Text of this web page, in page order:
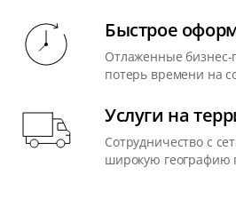
Быстрое
Отлаженные
потерь времени на
Услуги на
Сотрудничество с
широкую географию